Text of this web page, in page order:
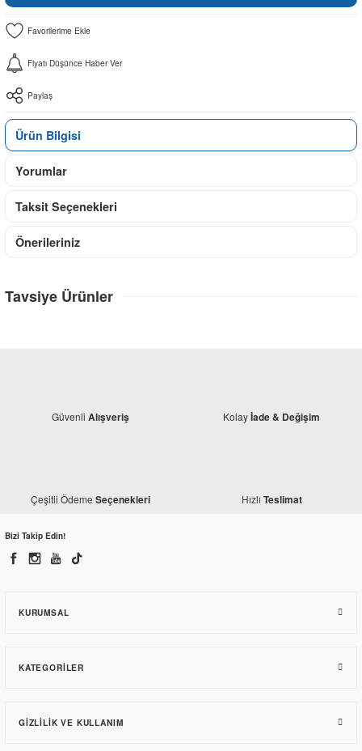
Fiyatı Düşünce Haber Ver
Paylaş
Ürün Bilgisi
Yorumlar
Taksit Seçenekleri
Önerileriniz
Tavsiye Ürünler
Güvenli Alışveriş Kolayİade & Değişim
Çeşitli Ödeme Seçenekleri Hızlı Teslimat
Bizi Takip Edin!
KURUMSAL
KATEGORILER
GIZLILIK VE KULLANIM